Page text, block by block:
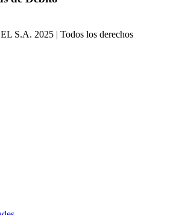
S.A. 2025 | Todos los derechos